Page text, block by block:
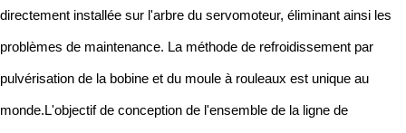
directement installée sur l'arbre du servomoteur, éliminant ainsi les
problèmes de maintenance. La méthode de refroidissement par
pulvérisation de la bobine et du moule à rouleaux est unique au
monde.L'objectif de conception de l'ensemble de la ligne de